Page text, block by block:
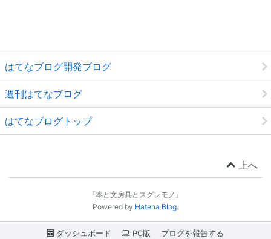
はてなブログ開発ブログ
週刊はてなブログ
はてなブログトップ
上へ
『本と文房具とスグレモノ』
Powered by Hatena Blog.
ダッシュボード PC版 ブログを報告する